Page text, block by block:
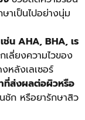
าเป็นไปอย่างนุ่ม
น AHA, BHA, เร
ลี่ยงความไวของ
หลังเลเซอร์
ที่ส่งผลต่อผิวหรือ
ชัก หรือยารักษาสิว